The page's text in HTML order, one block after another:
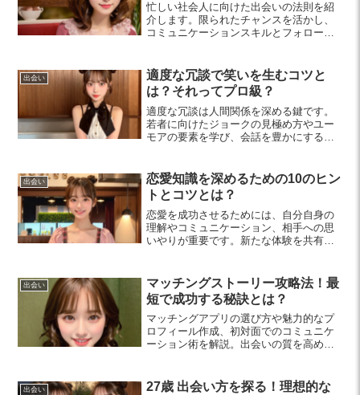
忙しい社会人に向けた出会いの法則を紹
介します。限られたチャンスを活かし、
コミュニケーションスキルとフォローア
出会い
適度な冗談で笑いを生むコツと
は？それってプロ級？
適度な冗談は人間関係を深める鍵です。
若者に向けたジョークの見極め方やユー
モアの要素を学び、会話を豊かにする方
出会い
恋愛知識を深めるための10のヒン
トとコツとは？
恋愛を成功させるためには、自分自身の
理解やコミュニケーション、相手への思
いやりが重要です。新たな体験を共有
出会い
マッチングストーリー攻略法！最
短で成功する秘訣とは？
マッチングアプリの選び方や魅力的なプ
ロフィール作成、初対面でのコミュニケ
ーション術を解説。出会いの質を高める
出会い
27歳 出会い方を探る！理想的な